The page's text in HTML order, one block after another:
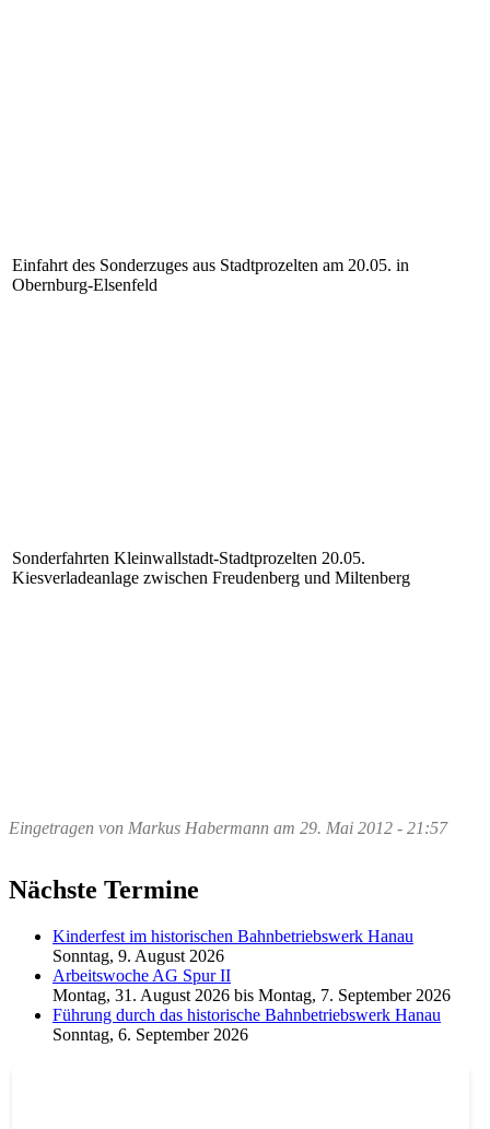
Einfahrt des Sonderzuges aus Stadtprozelten am 20.05. in
Obernburg-Elsenfeld
Sonderfahrten Kleinwallstadt-Stadtprozelten 20.05.
Kiesverladeanlage zwischen Freudenberg und Miltenberg
Eingetragen von Markus Habermann am 29. Mai 2012 - 21:57
Nächste Termine
Kinderfest im historischen Bahnbetriebswerk Hanau
Sonntag, 9. August 2026
Arbeitswoche AG Spur II
Montag, 31. August 2026 bis Montag, 7. September 2026
Führung durch das historische Bahnbetriebswerk Hanau
Sonntag, 6. September 2026